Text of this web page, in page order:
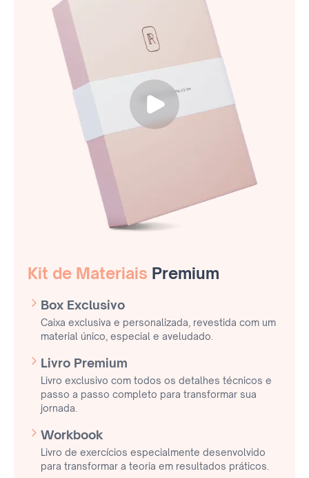
Kit de Materiais Premium
Box Exclusivo
Caixa exclusiva e personalizada, revestida com um
material único, especial e aveludado.
Livro Premium
Livro exclusivo com todos os detalhes técnicos e
passo a passo completo para transformar sua
jornada.
Workbook
Livro de exercícios especialmente desenvolvido
para transformar a teoria em resultados práticos.